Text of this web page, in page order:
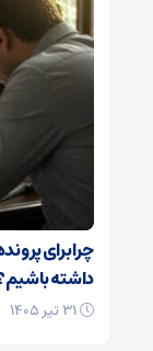
چرا برای
داشته